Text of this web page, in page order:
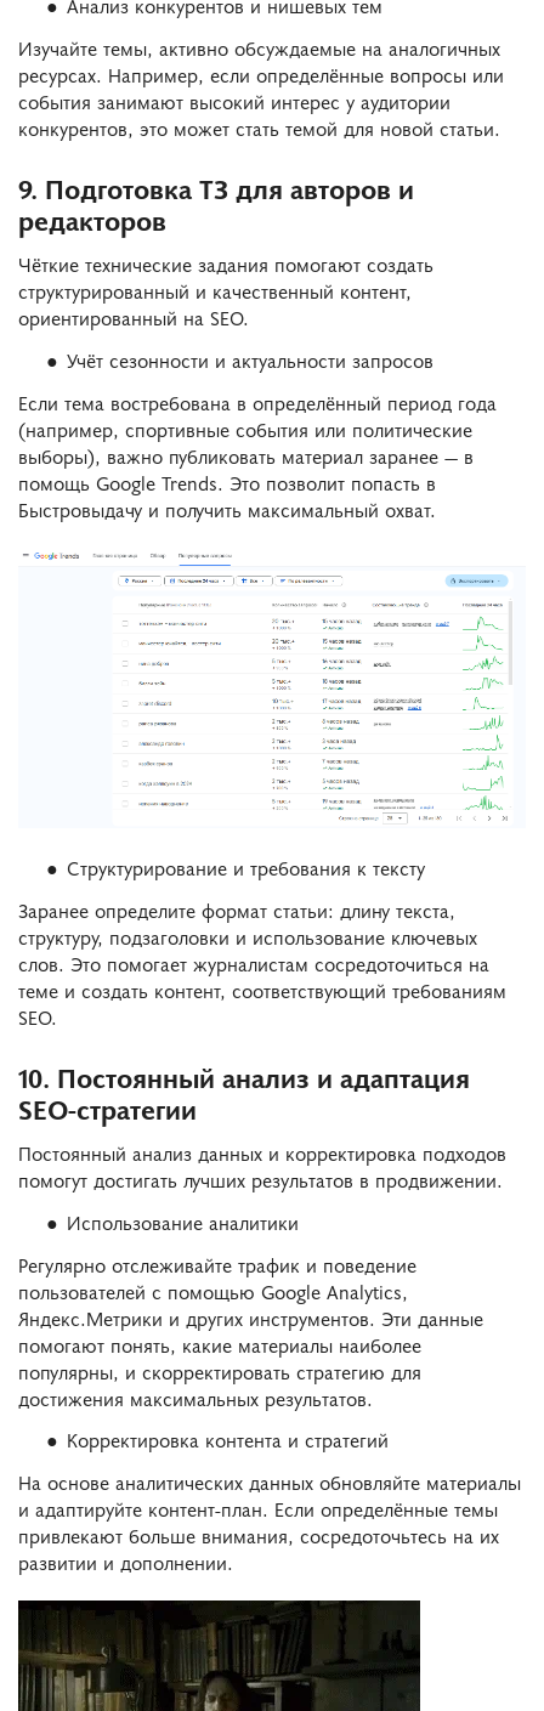
Изучайте темы, активно обсуждаемые на аналогичных
ресурсах. Например, если определённые вопросы или
события занимают высокий интерес у аудитории
конкурентов, это может стать темой для новой статьи.
9. Подготовка ТЗ для авторов и
редакторов
Чёткие технические задания помогают создать
структурированный и качественный контент,
ориентированный на SEO.
Учёт сезонности и актуальности запросов
Если тема востребована в определённый период года
(например, спортивные события или политические
выборы), важно публиковать материал заранее — в
помощь Google Trends. Это позволит попасть в
Быстровыдачу и получить максимальный охват.
Структурирование и требования к тексту
Заранее определите формат статьи: длину текста,
структуру, подзаголовки и использование ключевых
слов. Это помогает журналистам сосредоточиться на
теме и создать контент, соответствующий требованиям
SEO.
10. Постоянный анализ и адаптация
SEO-стратегии
Постоянный анализ данных и корректировка подходов
помогут достигать лучших результатов в продвижении.
Использование аналитики
Регулярно отслеживайте трафик и поведение
пользователей с помощью Google Analytics,
Яндекс.Метрики и других инструментов. Эти данные
помогают понять, какие материалы наиболее
популярны, и скорректировать стратегию для
достижения максимальных результатов.
Корректировка контента и стратегий
На основе аналитических данных обновляйте материалы
и адаптируйте контент-план. Если определённые темы
привлекают больше внимания, сосредоточьтесь на их
развитии и дополнении.